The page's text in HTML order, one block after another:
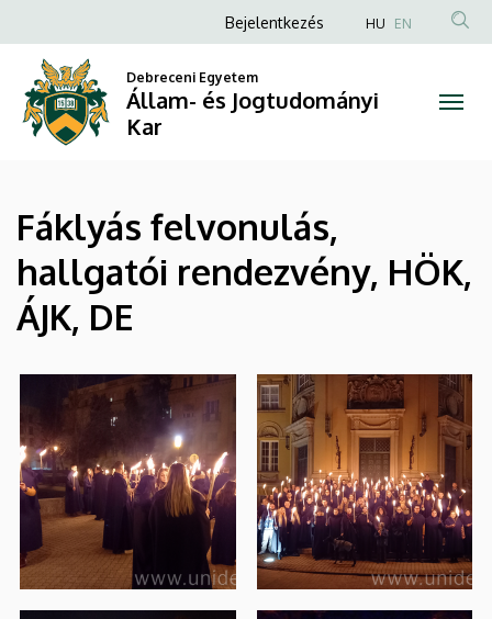
Állam-
és
Jogtudományi
Kar
a
tartalomra
Anonim
fiók
menüje
Bejelentkezés HU EN
Debreceni Egyetem
Állam- és Jogtudományi
Kar
Fáklyás felvonulás,
hallgatói rendezvény, HÖK,
ÁJK, DE